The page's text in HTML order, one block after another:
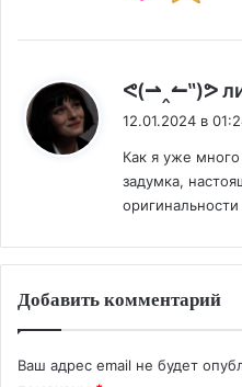
ᕙ(⇀‸↼‶)ᕗ
12.01.2024 в
Как я уже
задумка,
Добавить комментарий
Ваш адрес email не будет